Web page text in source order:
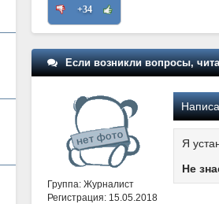
+34
Если возникли вопросы,
Группа: Журналист
Регистрация: 15.05.2018
Я
Не